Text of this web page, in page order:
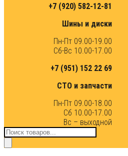
+7 (920) 582-12-81
Шины и диски
Пн-Пт 09.00-19.00
Сб-Вс 10.00-17.00
+7 (951) 152 22 69
СТО и запчасти
Пн-Пт 09.00-18.00
Сб 10.00-17.00
Вс – выходной
Поиск
товаров